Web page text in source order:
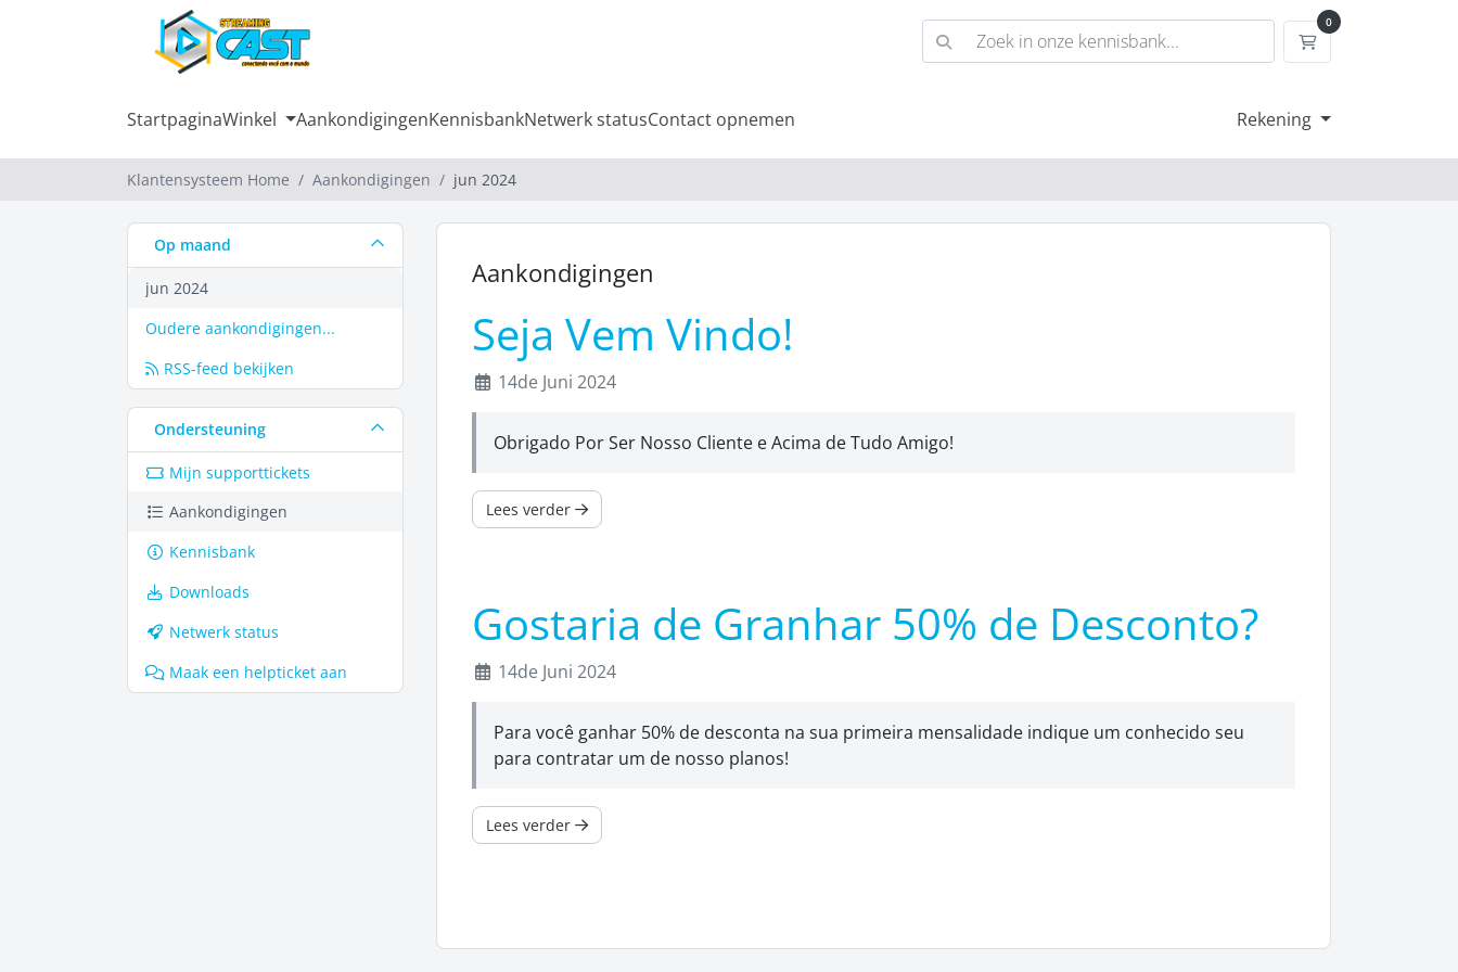
0
Winkelwagen
StartpaginaWinkel AankondigingenKennisbankNetwerk statusContact opnemen Rekening
Klantensysteem Home Aankondigingen jun 2024
Op maand
jun 2024
Oudere aankondigingen...
RSS-feed bekijken
Ondersteuning
Mijn supporttickets
Aankondigingen
Kennisbank
Downloads
Netwerk status
Maak een helpticket aan
Aankondigingen
Seja Vem Vindo!
14de Juni 2024
Obrigado Por Ser Nosso Cliente e Acima de Tudo Amigo!
Lees verder
Gostaria de Granhar 50% de Desconto?
14de Juni 2024
Para você ganhar 50% de desconta na sua primeira mensalidade indique um conhecido seu
para contratar um de nosso planos!
Lees verder